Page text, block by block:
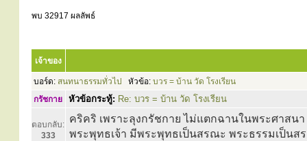
พบ 32917 ผลลัพธ์
เจ้าของ
บอร์ด: สนทนาธรรมทั่วไป หัวข้อ: บวร = บ้าน วัด โรงเรียน
กรัชกาย
หัวข้อกระทู้: Re: บวร = บ้าน วัด โรงเรียน
ตอบกลับ:
333
คริคริ เพราะลุงกรัชกาย ไม่แตกฉานในพระศาสน
พระพุทธเจ้า มีพระพุทธเป็นสรณะ พระธรรมเป็นส